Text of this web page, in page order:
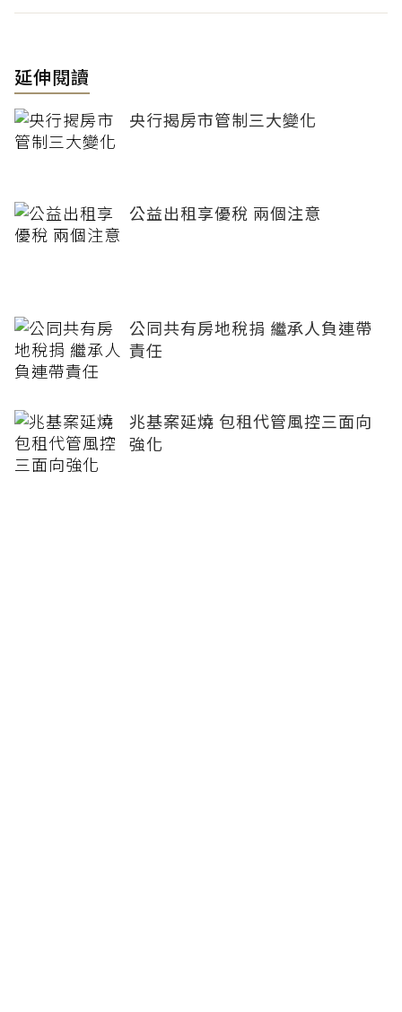
延伸閱讀
央行揭房市管制三大變化
公益出租享優稅 兩個注意
公同共有房地稅捐 繼承人負連帶
責任
兆基案延燒 包租代管風控三面向
強化